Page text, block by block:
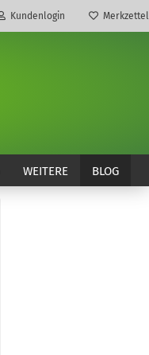
Kundenlogin Merkzettel
BLOG
WEITERE